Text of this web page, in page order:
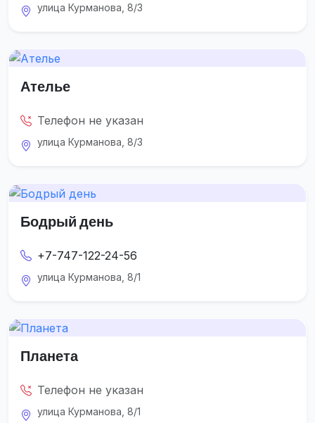
улица Курманова, 8/3
Ателье
Телефон не указан
улица Курманова, 8/3
Бодрый день
+7-747-122-24-56
улица Курманова, 8/1
Планета
Телефон не указан
улица Курманова, 8/1